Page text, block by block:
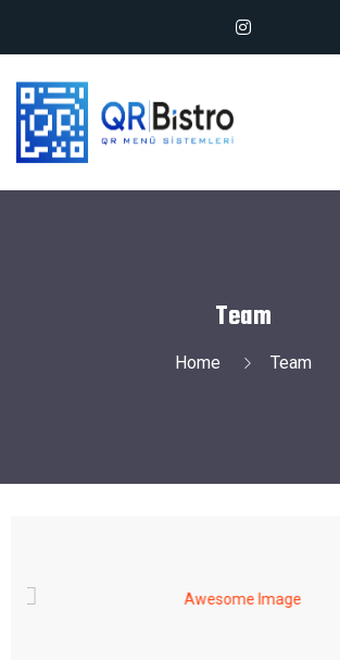
Team
Home Team